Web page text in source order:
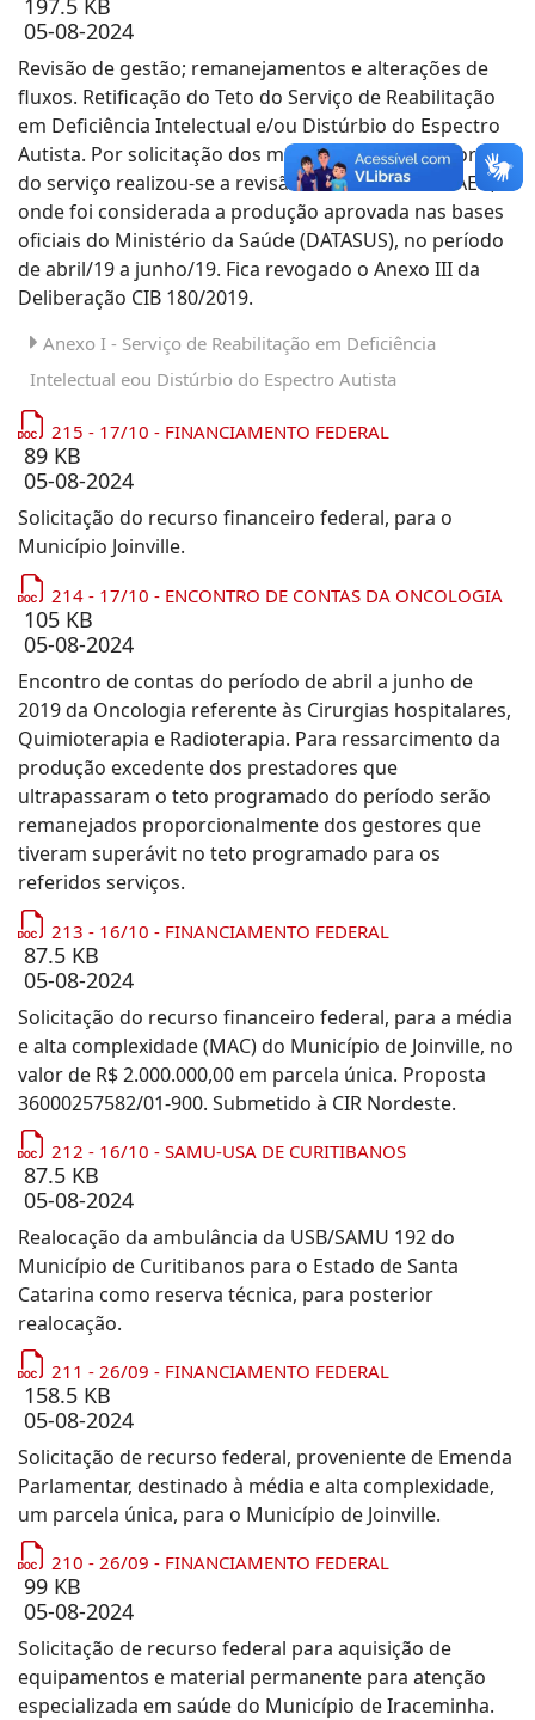
197.5 KB
05-08-2024
Revisão de gestão; remanejamentos e alterações de
fluxos. Retificação do Teto do Serviço de Reabilitação
em Deficiência Intelectual e/ou Distúrbio do Espectro
Autista. Por solicitação dos municípios e prestadores
do serviço realizou-se a revisão dos tetos das APAE’s,
onde foi considerada a produção aprovada nas bases
oficiais do Ministério da Saúde (DATASUS), no período
de abril/19 a junho/19. Fica revogado o Anexo III da
Deliberação CIB 180/2019.
Anexo I - Serviço de Reabilitação em Deficiência
Intelectual eou Distúrbio do Espectro Autista
215 - 17/10 - FINANCIAMENTO FEDERAL
89 KB
05-08-2024
Solicitação do recurso financeiro federal, para o
Município Joinville.
214 - 17/10 - ENCONTRO DE CONTAS DA ONCOLOGIA
105 KB
05-08-2024
Encontro de contas do período de abril a junho de
2019 da Oncologia referente às Cirurgias hospitalares,
Quimioterapia e Radioterapia. Para ressarcimento da
produção excedente dos prestadores que
ultrapassaram o teto programado do período serão
remanejados proporcionalmente dos gestores que
tiveram superávit no teto programado para os
referidos serviços.
213 - 16/10 - FINANCIAMENTO FEDERAL
87.5 KB
05-08-2024
Solicitação do recurso financeiro federal, para a média
e alta complexidade (MAC) do Município de Joinville, no
valor de R$ 2.000.000,00 em parcela única. Proposta
36000257582/01-900. Submetido à CIR Nordeste.
212 - 16/10 - SAMU-USA DE CURITIBANOS
87.5 KB
05-08-2024
Realocação da ambulância da USB/SAMU 192 do
Município de Curitibanos para o Estado de Santa
Catarina como reserva técnica, para posterior
realocação.
211 - 26/09 - FINANCIAMENTO FEDERAL
158.5 KB
05-08-2024
Solicitação de recurso federal, proveniente de Emenda
Parlamentar, destinado à média e alta complexidade,
um parcela única, para o Município de Joinville.
210 - 26/09 - FINANCIAMENTO FEDERAL
99 KB
05-08-2024
Solicitação de recurso federal para aquisição de
equipamentos e material permanente para atenção
especializada em saúde do Município de Iraceminha.